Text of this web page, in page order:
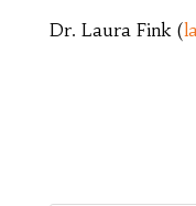
Dr. Laura Fink (